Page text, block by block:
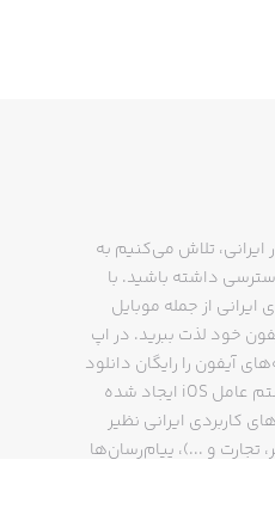
تلاش می‌کنیم به
داشته باشید. با
از جمله موبایل
خود لذت ببرید. در اپ
آیفون را رایگان دانلود
کنید و از مشکلاتی که برای کاربران ایرانی سیستم عامل iOS ایجاد شده
کاربردی ایرانی نظیر
تجارت و ...)، پیام‌رسان‌ها